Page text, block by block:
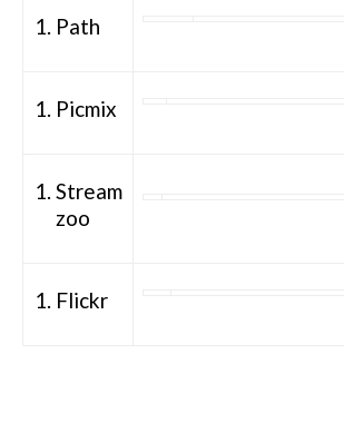
Path
Picmix
Stream
zoo
Flickr